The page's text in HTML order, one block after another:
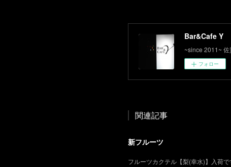
Bar&Cafe Y
~since 2011~
フォロー
関連記事
新フルーツ
フルーツカクテル【梨(幸水)】入荷